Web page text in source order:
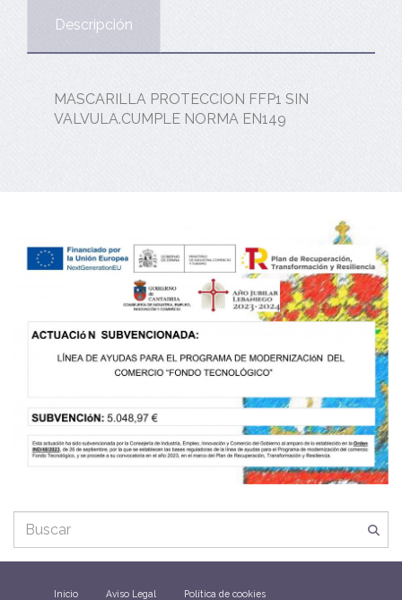
Descripción
MASCARILLA PROTECCION FFP1 SIN
VALVULA.CUMPLE NORMA EN149
Inicio Aviso Legal Política de cookies